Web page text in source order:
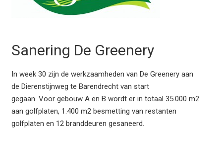
Sanering De Greenery
In week 30 zijn de werkzaamheden van De Greenery aan
de Dierenstijnweg te Barendrecht van start
gegaan. Voor gebouw A en B wordt er in totaal 35.000 m2
aan golfplaten, 1.400 m2 besmetting van restanten
golfplaten en 12 branddeuren gesaneerd.